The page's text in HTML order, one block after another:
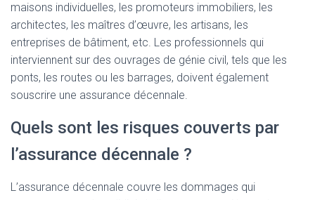
maisons individuelles, les promoteurs immobiliers, les
architectes, les maîtres d’œuvre, les artisans, les
entreprises de bâtiment, etc. Les professionnels qui
interviennent sur des ouvrages de génie civil, tels que les
ponts, les routes ou les barrages, doivent également
souscrire une assurance décennale.
Quels sont les risques couverts par
l’assurance décennale ?
L’assurance décennale couvre les dommages qui